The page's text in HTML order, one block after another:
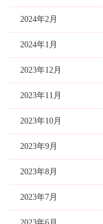
2024年2月
2024年1月
2023年12月
2023年11月
2023年10月
2023年9月
2023年8月
2023年7月